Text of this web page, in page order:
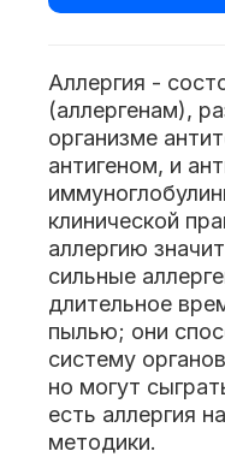
Аллергия -
(аллергенам),
организме
антигеном, и
клинической
аллергию
сильные
длительное
пылью; они
систему
но могут
есть аллергия
методики.